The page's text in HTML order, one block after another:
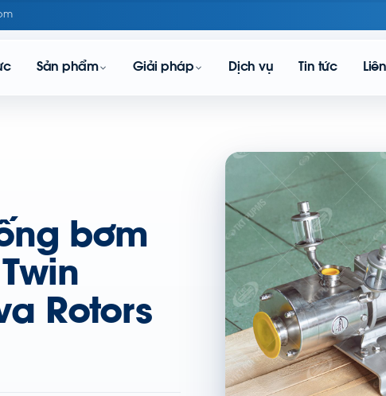
Sản phẩm Giải pháp Dịch vụ Tin tức
bơm
Rotors